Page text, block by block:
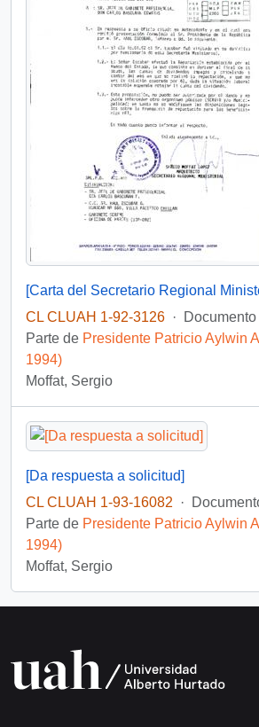
CL CLUAH 1-92-3126 · Documento
Parte de Presidente Patricio Aylwin
1994)
Moffat, Sergio
[Da respuesta a solicitud]
CL CLUAH 1-93-16082
·
Parte de Presidente Patricio Aylwin
1994)
Moffat, Sergio